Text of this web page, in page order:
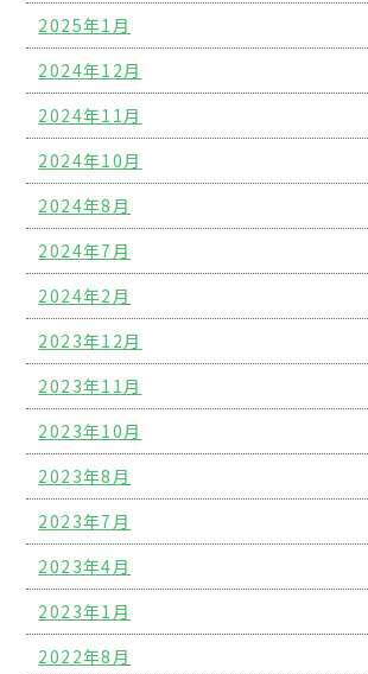
2025年1月
2024年12月
2024年11月
2024年10月
2024年8月
2024年7月
2024年2月
2023年12月
2023年11月
2023年10月
2023年8月
2023年7月
2023年4月
2023年1月
2022年8月